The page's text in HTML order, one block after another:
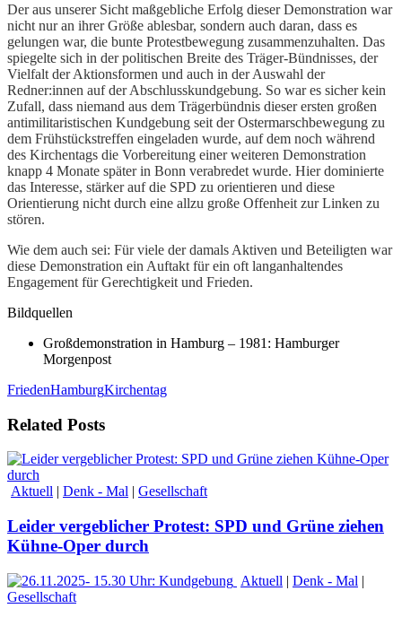
Der aus unserer Sicht maßgebliche Erfolg dieser Demonstration war
nicht nur an ihrer Größe ablesbar, sondern auch daran, dass es
gelungen war, die bunte Protestbewegung zusammenzuhalten. Das
spiegelte sich in der politischen Breite des Träger-Bündnisses, der
Vielfalt der Aktionsformen und auch in der Auswahl der
Redner:innen auf der Abschlusskundgebung. So war es sicher kein
Zufall, dass niemand aus dem Trägerbündnis dieser ersten großen
antimilitaristischen Kundgebung seit der Ostermarschbewegung zu
dem Frühstückstreffen eingeladen wurde, auf dem noch während
des Kirchentags die Vorbereitung einer weiteren Demonstration
knapp 4 Monate später in Bonn verabredet wurde. Hier dominierte
das Interesse, stärker auf die SPD zu orientieren und diese
Orientierung nicht durch eine allzu große Offenheit zur Linken zu
stören.
Wie dem auch sei: Für viele der damals Aktiven und Beteiligten war
diese Demonstration ein Auftakt für ein oft langanhaltendes
Engagement für Gerechtigkeit und Frieden.
Bildquellen
Großdemonstration in Hamburg – 1981: Hamburger
Morgenpost
FriedenHamburgKirchentag
Related Posts
Aktuell | Denk - Mal | Gesellschaft
Leider vergeblicher Protest: SPD und Grüne ziehen
Kühne-Oper durch
Aktuell | Denk - Mal |
Gesellschaft